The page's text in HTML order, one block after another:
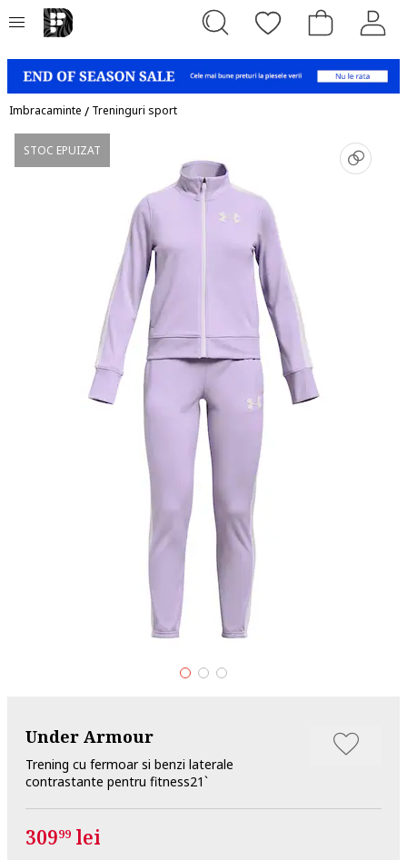
Imbracaminte / Treninguri sport
STOC EPUIZAT
Under Armour
Trening cu fermoar si benzi laterale
contrastante pentru fitness21`
30999 lei